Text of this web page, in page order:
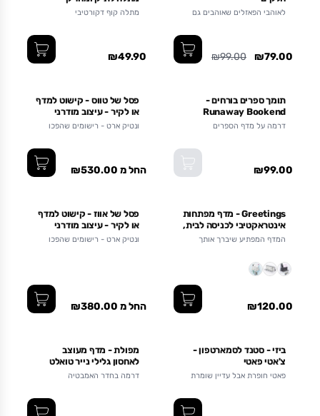
לאוהבי הפאזלים שאוהבים גם
₪79.00
₪99.00
מפתחות
מתלה קוף דקורטיבי
₪49.90
תומך ספרים בורחים -
Runaway Bookend
דרמה על מדף הספרים
₪99.00
פסל של טווס - קישוט למדף
או לקיר - עיצוב מודרני
לבית - שלושה גדלים
ונטיק ארט - רישומים שהפכו
החל מ ₪530.00
Greetings - מדף מפתחות
אינטראקטיבי לכניסה לבית,
עשוי מתכת
המדף המפתיע שיברך אותך
₪120.00
פסל של אווז - קישוט למדף
או לקיר - עיצוב מודרני
לבית - שלושה גדלים
ונטיק ארט - רישומים שהפכו
החל מ ₪380.00
ביזי - סטנד לסמארטפון -
צ'אטי פאטי
פאטי חופרת אבל עדיין שומרת
מפולת - מדף מעוצב
לאחסון גלילי נייר טואלט
דרמה בחדר האמבטיה